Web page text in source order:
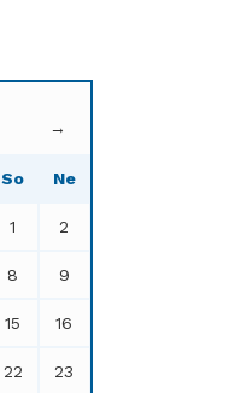
→
So Ne
1 2
8 9
15 16
22 23